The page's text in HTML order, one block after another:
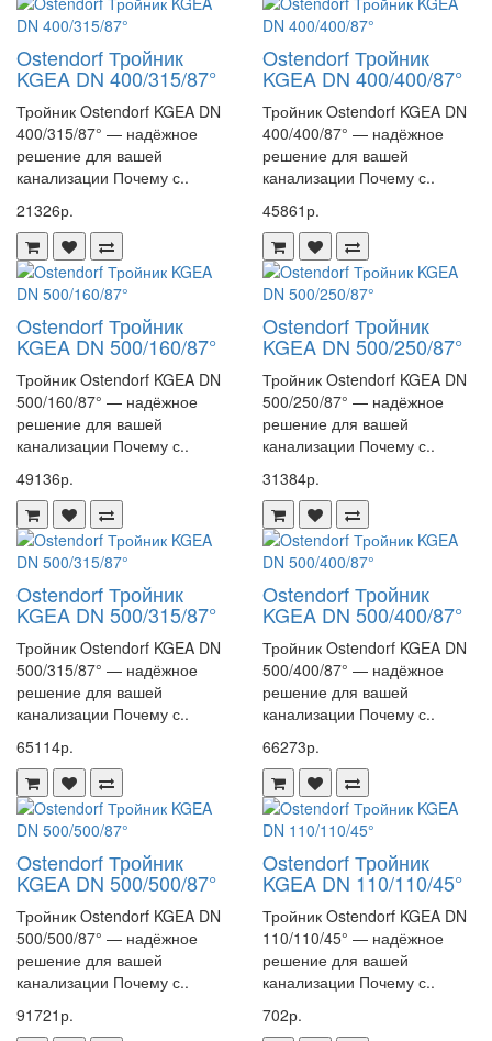
Ostendorf Тройник
KGEA DN 400/315/87°
Тройник Ostendorf KGEA DN
400/315/87° — надёжное
решение для вашей
канализации Почему с..
21326р.
Ostendorf Тройник
KGEA DN 400/400/87°
Тройник Ostendorf KGEA DN
400/400/87° — надёжное
решение для вашей
канализации Почему с..
45861р.
Ostendorf Тройник
KGEA DN 500/160/87°
Тройник Ostendorf KGEA DN
500/160/87° — надёжное
решение для вашей
канализации Почему с..
49136р.
Ostendorf Тройник
KGEA DN 500/250/87°
Тройник Ostendorf KGEA DN
500/250/87° — надёжное
решение для вашей
канализации Почему с..
31384р.
Ostendorf Тройник
KGEA DN 500/315/87°
Тройник Ostendorf KGEA DN
500/315/87° — надёжное
решение для вашей
канализации Почему с..
65114р.
Ostendorf Тройник
KGEA DN 500/400/87°
Тройник Ostendorf KGEA DN
500/400/87° — надёжное
решение для вашей
канализации Почему с..
66273р.
Ostendorf Тройник
KGEA DN 500/500/87°
Тройник Ostendorf KGEA DN
500/500/87° — надёжное
решение для вашей
канализации Почему с..
91721р.
Ostendorf Тройник
KGEA DN 110/110/45°
Тройник Ostendorf KGEA DN
110/110/45° — надёжное
решение для вашей
канализации Почему с..
702р.